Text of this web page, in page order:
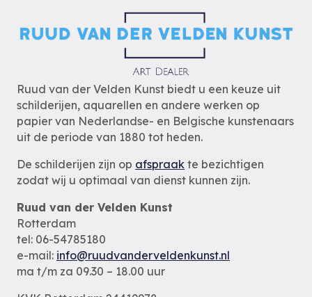
Ruud van der Velden Kunst biedt u een keuze uit
schilderijen, aquarellen en andere werken op
papier van Nederlandse- en Belgische kunstenaars
uit de periode van 1880 tot heden.
De schilderijen zijn op afspraak te bezichtigen
zodat wij u optimaal van dienst kunnen zijn.
Ruud van der Velden Kunst
Rotterdam
tel: 06-54785180
e-mail: info@ruudvanderveldenkunst.nl
ma t/m za 09.30 – 18.00 uur